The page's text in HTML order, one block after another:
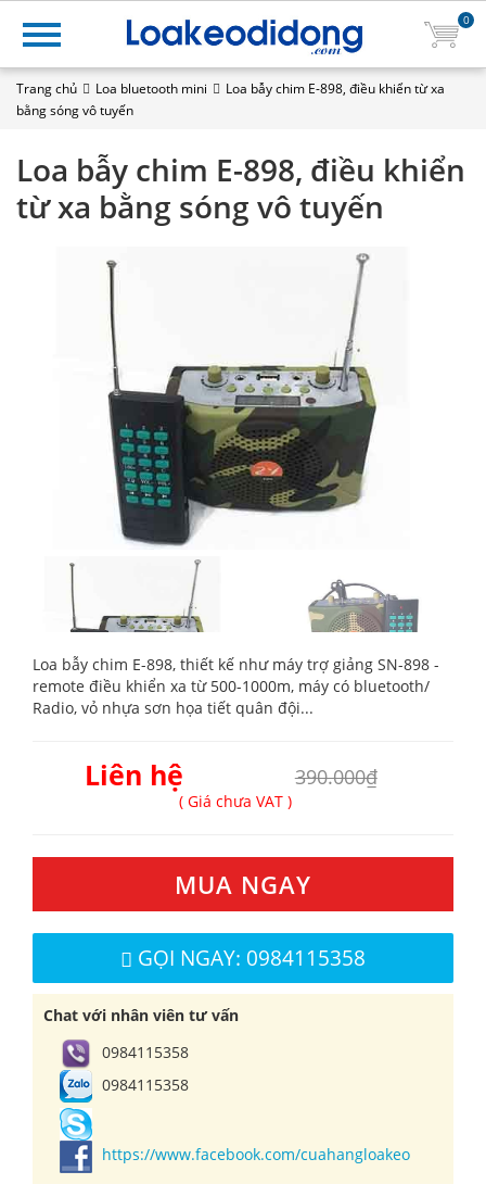
0
Trang chủ Loa bluetooth mini
Loa bẫy chim E-898, điều khiển từ xa
bằng sóng vô tuyến
Loa bẫy chim E-898, điều khiển
từ xa bằng sóng vô tuyến
Loa bẫy chim E-898, thiết kế như máy trợ giảng SN-898 -
remote điều khiển xa từ 500-1000m, máy có bluetooth/
Radio, vỏ nhựa sơn họa tiết quân đội...
Liên hệ 390.000₫
( Giá chưa VAT )
MUA NGAY
GỌI NGAY: 0984115358
Chat với nhân viên tư vấn
0984115358
0984115358
https://www.facebook.com/cuahangloakeo